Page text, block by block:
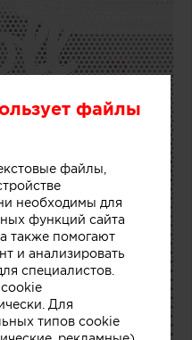
файлы
файлы,
необходимы для
функций сайта
также помогают
и анализировать
специалистов.
Для
типов cookie